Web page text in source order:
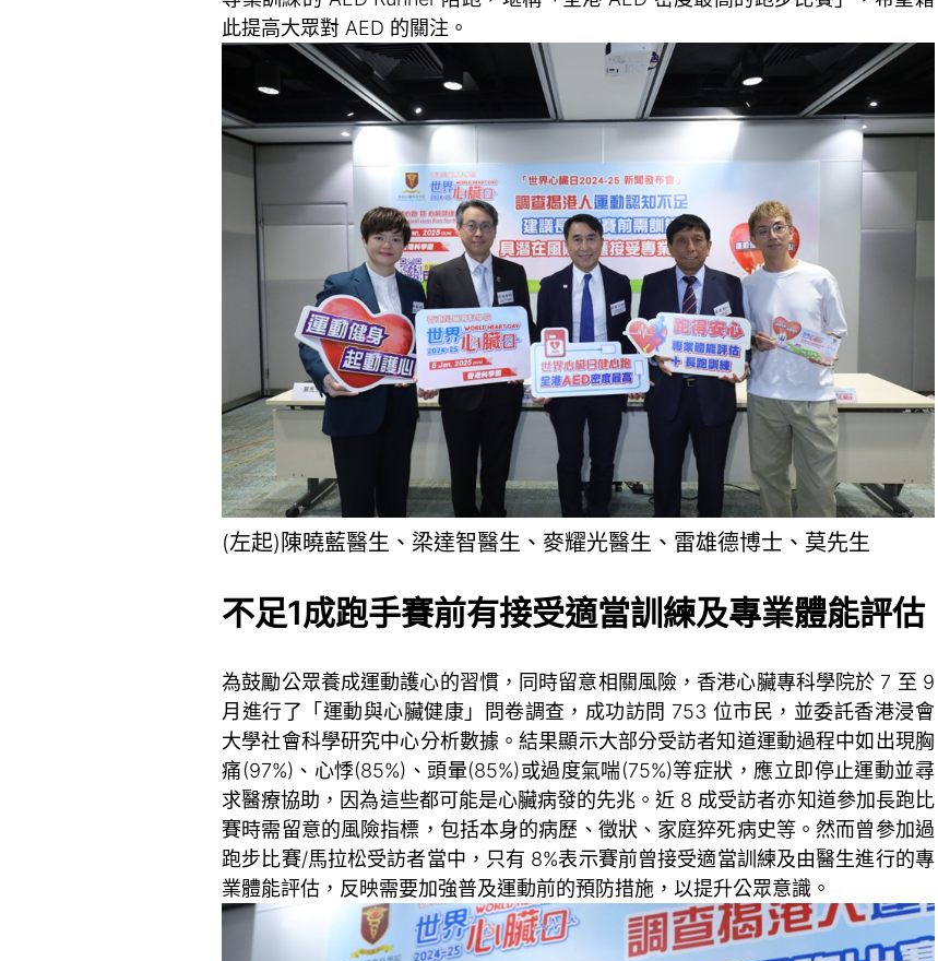
此提高大眾對 AED 的關注。
(左起)陳曉藍醫生、梁達智醫生、麥耀光醫生、雷雄德博士、莫先生
不足1成跑手賽前有接受適當訓練及專業體能評估
為鼓勵公眾養成運動護心的習慣，同時留意相關風險，香港心臟專科學院於 7 至 9
月進行了「運動與心臟健康」問卷調查，成功訪問 753 位市民，並委託香港浸會
大學社會科學研究中心分析數據。結果顯示大部分受訪者知道運動過程中如出現胸
痛(97%)、心悸(85%)、頭暈(85%)或過度氣喘(75%)等症狀，應立即停止運動並尋
求醫療協助，因為這些都可能是心臟病發的先兆。近 8 成受訪者亦知道參加長跑比
賽時需留意的風險指標，包括本身的病歷、徵狀、家庭猝死病史等。然而曾參加過
跑步比賽/馬拉松受訪者當中，只有 8%表示賽前曾接受適當訓練及由醫生進行的專
業體能評估，反映需要加強普及運動前的預防措施，以提升公眾意識。